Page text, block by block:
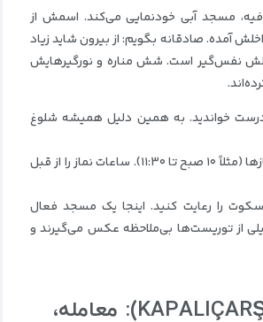
مسجد آبی خودنمایی می‌کند. اسمش از
آمده. صادقانه بگویم: از بیرون شاید زیاد
نفس‌گیر است. شش مناره و نورگیرهایش
درست خواندید. به همین دلیل همیشه شلوغ
بین نمازها (مثلاً ۱۰ صبح تا ۱۱:۳۰). ساعات نماز را از قبل
را رعایت کنید. اینجا یک مسجد فعال
از توریست‌ها بی‌ملاحظه عکس می‌گیرند و
معامله،